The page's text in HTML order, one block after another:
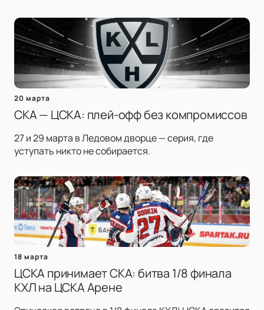
20 марта
СКА — ЦСКА: плей-офф без компромиссов
27 и 29 марта в Ледовом дворце — серия, где
уступать никто не собирается.
18 марта
ЦСКА принимает СКА: битва 1/8 финала
КХЛ на ЦСКА Арене